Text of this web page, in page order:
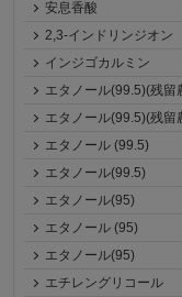
安息香酸
2,3-インドリンジオン
インジゴカルミン
エタノール(99.5)(残留
エタノール(99.5)(残留
エタノール (99.5)
エタノール(99.5)
エタノール(95)
エタノール (95)
エタノール(95)
エチレングリコール